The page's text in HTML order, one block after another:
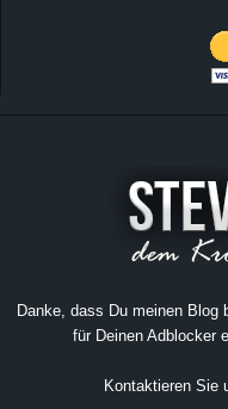
Danke, dass Du meinen Blog
für Deinen Adblocker
Kontaktieren Sie